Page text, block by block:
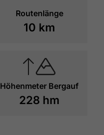
Routenlänge
10 km
Höhenmeter Bergauf
228 hm